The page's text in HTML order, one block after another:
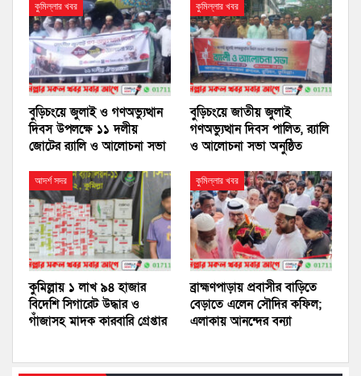
কুমিল্লার খবর
বুড়িচংয়ে জুলাই ও গণঅভ্যুত্থান
দিবস উপলক্ষে ১১ দলীয়
জোটের র‍্যালি ও আলোচনা সভা
কুমিল্লার খবর
বুড়িচংয়ে জাতীয় জুলাই
গণঅভ্যুত্থান দিবস পালিত, র‍্যালি
ও আলোচনা সভা অনুষ্ঠিত
আদর্শ সদর
কুমিল্লায় ১ লাখ ৯৪ হাজার
বিদেশি সিগারেট উদ্ধার ও
গাঁজাসহ মাদক কারবারি গ্রেপ্তার
কুমিল্লার খবর
ব্রাহ্মণপাড়ায় প্রবাসীর বাড়িতে
বেড়াতে এলেন সৌদির কফিল;
এলাকায় আনন্দের বন্যা